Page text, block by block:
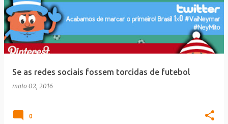
Se as redes sociais fossem torcidas de futebol
maio 02, 2016
0